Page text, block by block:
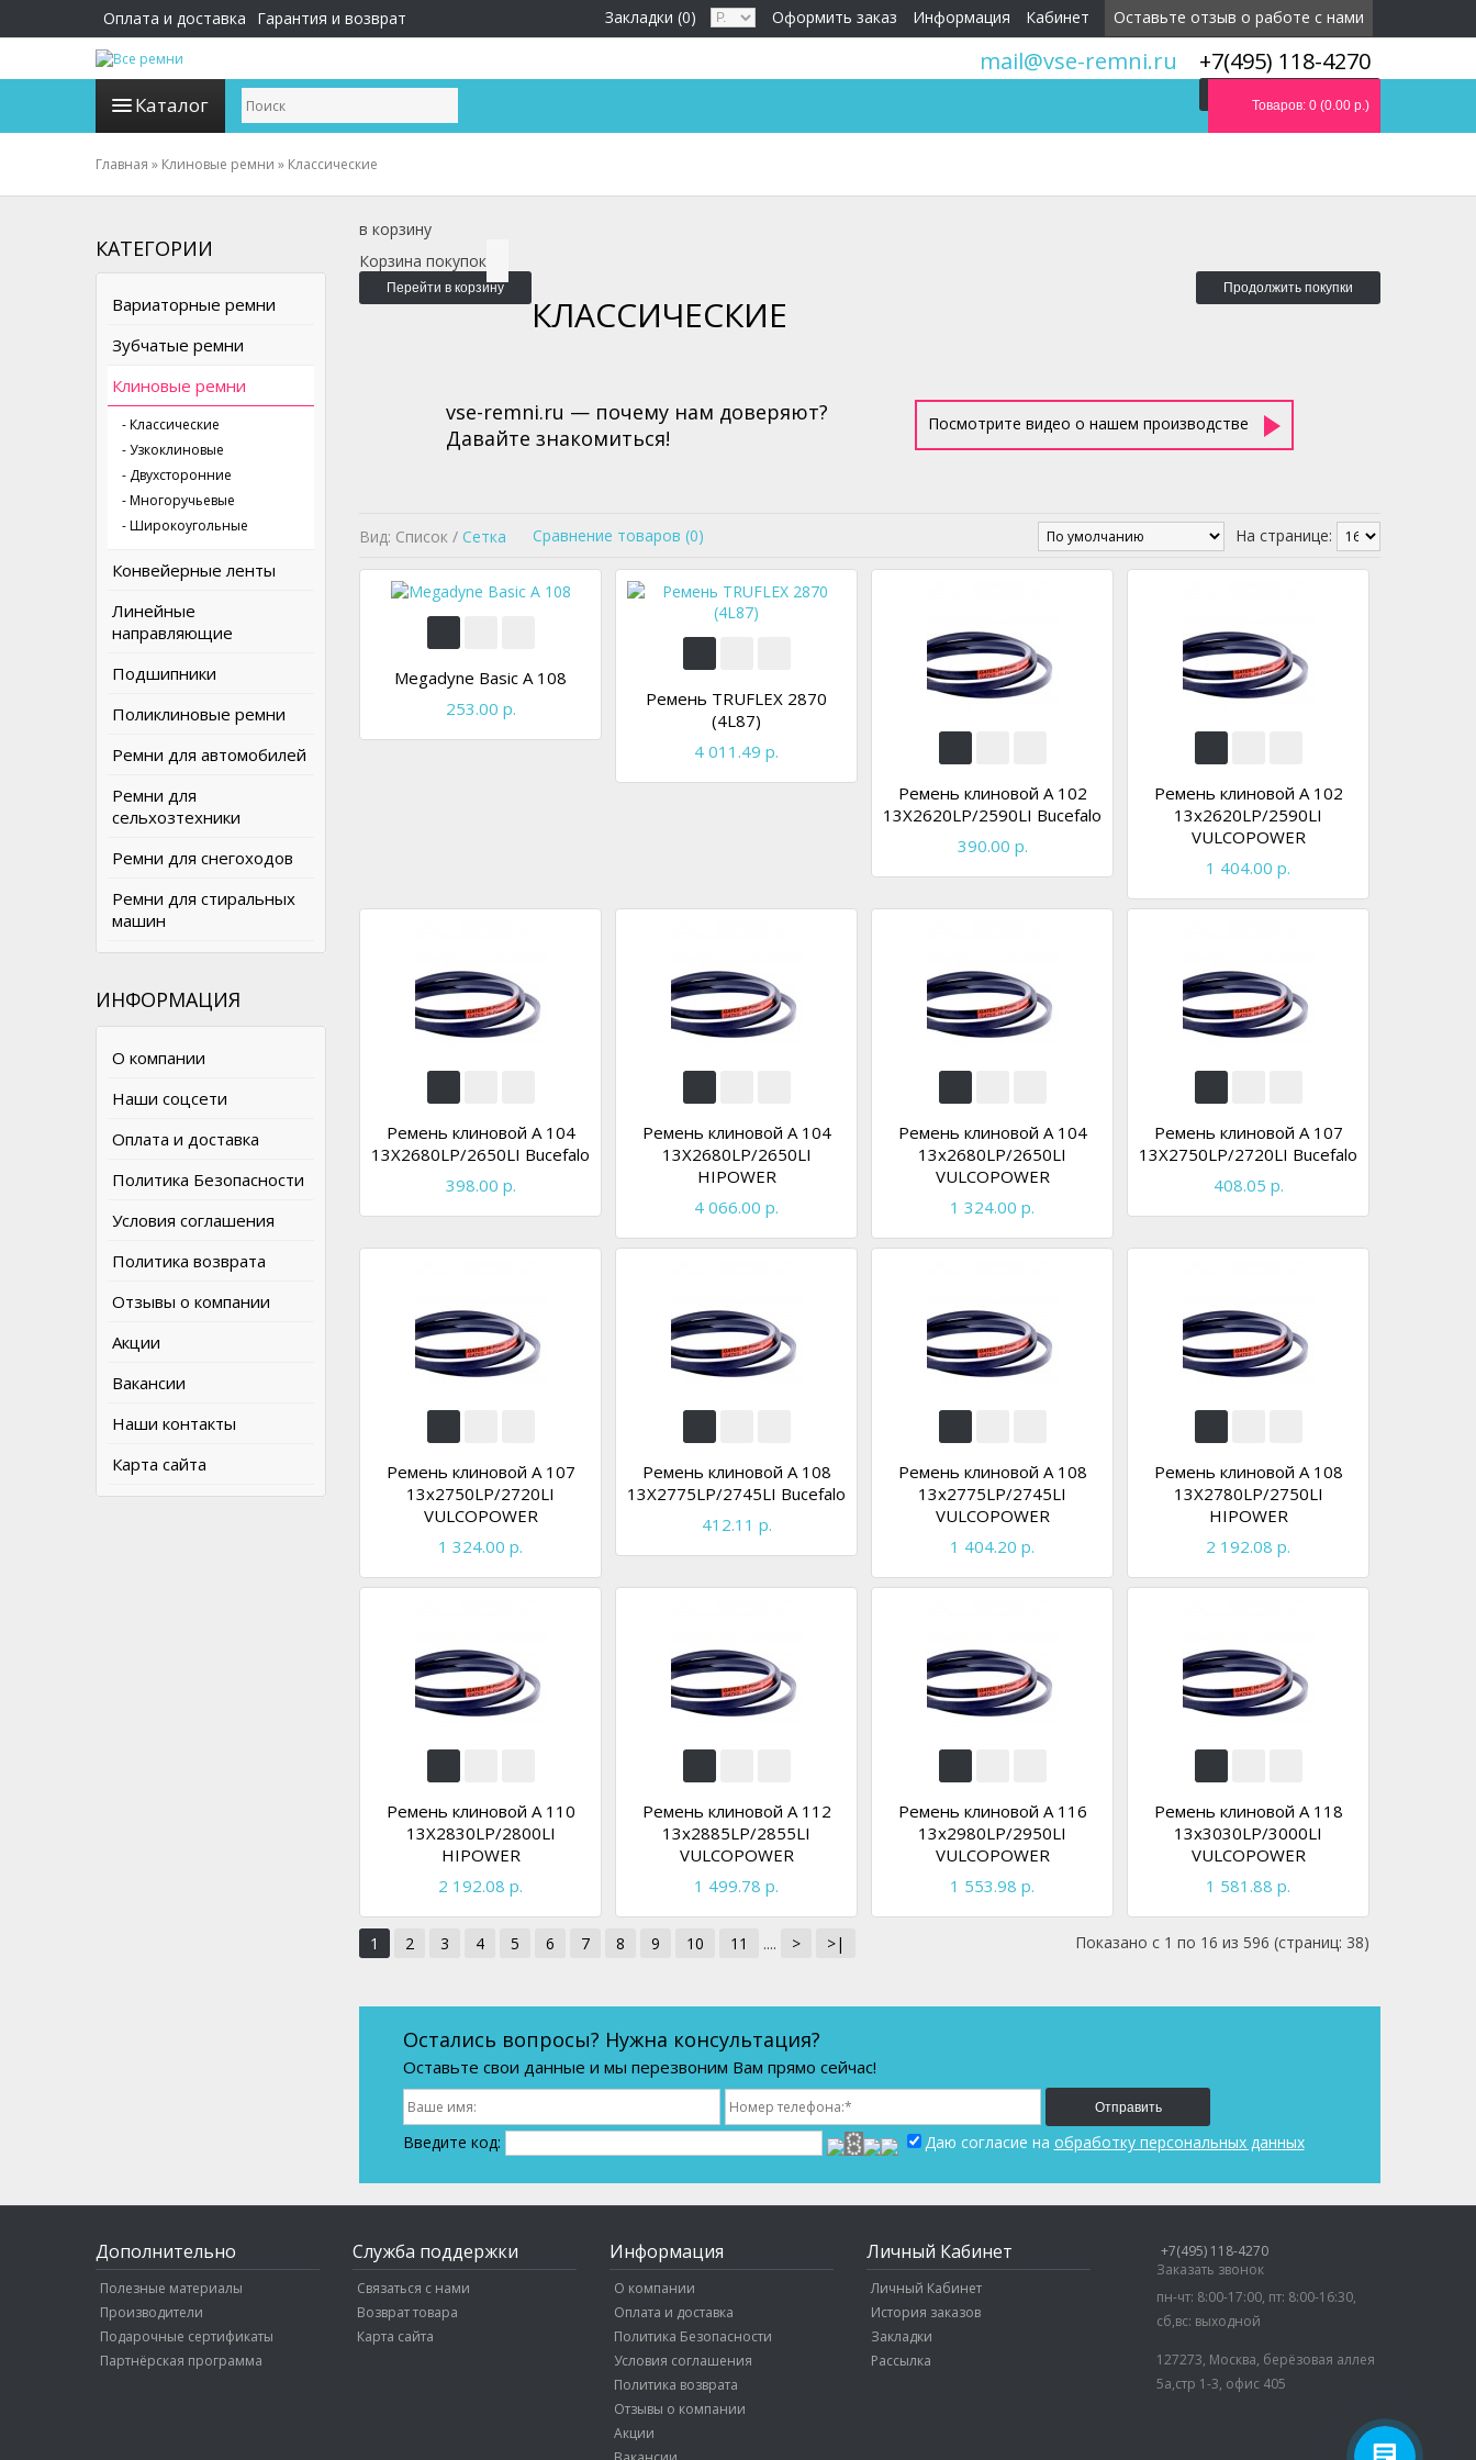
Оплата и доставка Гарантия и возврат Оставьте отзыв о работе с нами
Кабинет
Информация
Оформить заказ
Закладки (0)
+7(495) 118-4270
mail@vse-remni.ru
Каталог Товаров: 0 (0.00 р.)
Главная » Клиновые ремни » Классические
КАТЕГОРИИ
Вариаторные ремни
Зубчатые ремни
Клиновые ремни
- Классические
- Узкоклиновые
- Двухсторонние
- Многоручьевые
- Широкоугольные
Конвейерные ленты
Линейные
направляющие
Подшипники
Поликлиновые ремни
Ремни для автомобилей
Ремни для
сельхозтехники
Ремни для снегоходов
Ремни для стиральных
машин
ИНФОРМАЦИЯ
О компании
Наши соцсети
Оплата и доставка
Политика Безопасности
Условия соглашения
Политика возврата
Отзывы о компании
Акции
Вакансии
Наши контакты
Карта сайта
в корзину
Корзина покупок
Перейти в корзину Продолжить покупки
КЛАССИЧЕСКИЕ
vse-remni.ru — почему нам доверяют?
Давайте знакомиться!
Посмотрите видео о нашем производстве
Вид: Список / Сетка На странице:
Сравнение товаров (0)
Megadyne Basic A 108
253.00 р.
Ремень TRUFLEX 2870
(4L87)
4 011.49 р.
Ремень клиновой A 102
13X2620LP/2590LI Bucefalo
390.00 р.
Ремень клиновой A 102
13x2620LP/2590LI
VULCOPOWER
1 404.00 р.
Ремень клиновой A 104
13X2680LP/2650LI Bucefalo
398.00 р.
Ремень клиновой A 104
13X2680LP/2650LI
HIPOWER
4 066.00 р.
Ремень клиновой A 104
13x2680LP/2650LI
VULCOPOWER
1 324.00 р.
Ремень клиновой A 107
13X2750LP/2720LI Bucefalo
408.05 р.
Ремень клиновой A 107
13x2750LP/2720LI
VULCOPOWER
1 324.00 р.
Ремень клиновой A 108
13X2775LP/2745LI Bucefalo
412.11 р.
Ремень клиновой A 108
13x2775LP/2745LI
VULCOPOWER
1 404.20 р.
Ремень клиновой A 108
13X2780LP/2750LI
HIPOWER
2 192.08 р.
Ремень клиновой A 110
13X2830LP/2800LI
HIPOWER
2 192.08 р.
Ремень клиновой A 112
13x2885LP/2855LI
VULCOPOWER
1 499.78 р.
Ремень клиновой A 116
13x2980LP/2950LI
VULCOPOWER
1 553.98 р.
Ремень клиновой A 118
13x3030LP/3000LI
VULCOPOWER
1 581.88 р.
1 2 3 4 5 6 7 8 9 10 11 .... > >| Показано с 1 по 16 из 596 (страниц: 38)
Остались вопросы? Нужна консультация?
Оставьте свои данные и мы перезвоним Вам прямо сейчас!
Отправить
Введите код: Даю согласие на обработку персональных данных
Дополнительно
Полезные материалы
Производители
Подарочные сертификаты
Партнёрская программа
Служба поддержки
Связаться с нами
Возврат товара
Карта сайта
Информация
О компании
Оплата и доставка
Политика Безопасности
Условия соглашения
Политика возврата
Отзывы о компании
Акции
Личный Кабинет
Личный Кабинет
История заказов
Закладки
Рассылка
+7(495) 118-4270
Заказать звонок
пн-чт: 8:00-17:00, пт: 8:00-16:30,
сб,вс: выходной
127273, Москва, берёзовая аллея
5а,стр 1-3, офис 405